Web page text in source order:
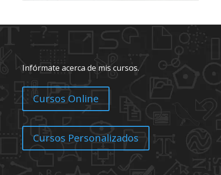
Infórmate acerca de mis cursos.
Cursos Online
Cursos Personalizados